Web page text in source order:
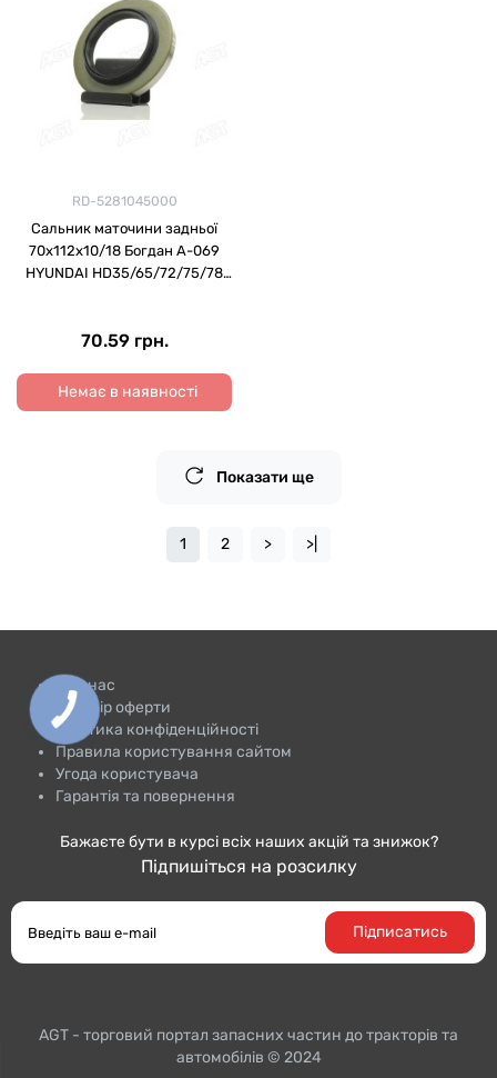
RD-5281045000
Сальник маточини задньої
70х112х10/18 Богдан А-069
HYUNDAI HD35/65/72/75/78
70.59 грн.
Немає в наявності
Показати ще
1 2 > >|
Про нас
Договір оферти
Політика конфіденційності
Правила користування сайтом
Угода користувача
Гарантія та повернення
Бажаєте бути в курсі всіх наших акцій та знижок?
Підпишіться на розсилку
Підписатись
AGT - торговий портал запасних частин до тракторiв та
автомобілів © 2024